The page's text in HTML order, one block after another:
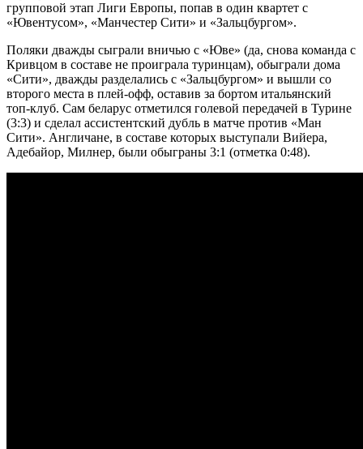
групповой этап Лиги Европы, попав в один квартет с
«Ювентусом», «Манчестер Сити» и «Зальцбургом».
Поляки дважды сыграли вничью с «Юве» (да, снова команда с
Кривцом в составе не проиграла туринцам), обыграли дома
«Сити», дважды разделались с «Зальцбургом» и вышли со
второго места в плей-офф, оставив за бортом итальянский
топ-клуб. Сам беларус отметился голевой передачей в Турине
(3:3) и сделал ассистентский дубль в матче против «Ман
Сити». Англичане, в составе которых выступали Вийера,
Адебайор, Милнер, были обыграны 3:1 (отметка 0:48).